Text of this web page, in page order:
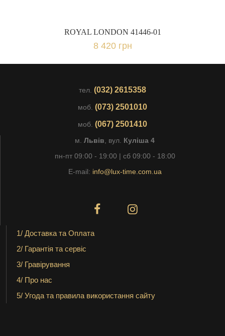
ROYAL LONDON 41446-01
8 420 грн
тел. (032) 2615358
моб. (073) 2501010
моб. (067) 2501410
м. Львів , вул. Куліша 4
пн-пт 09:00 - 19:00 | сб 09:00 - 18:00
E-mail: info@lux-time.com.ua
1/ Доставка та Оплата
2/ Гарантія та сервіс
3/ Гравірування
4/ Про нас
5/ Угода та правила використання сайту